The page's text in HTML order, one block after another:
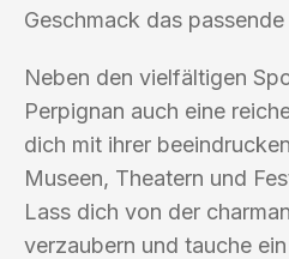
Geschmack das
Neben den vielfältigen
Perpignan auch eine
dich mit ihrer
Museen, Theatern und
Lass dich von der
verzaubern und tauche